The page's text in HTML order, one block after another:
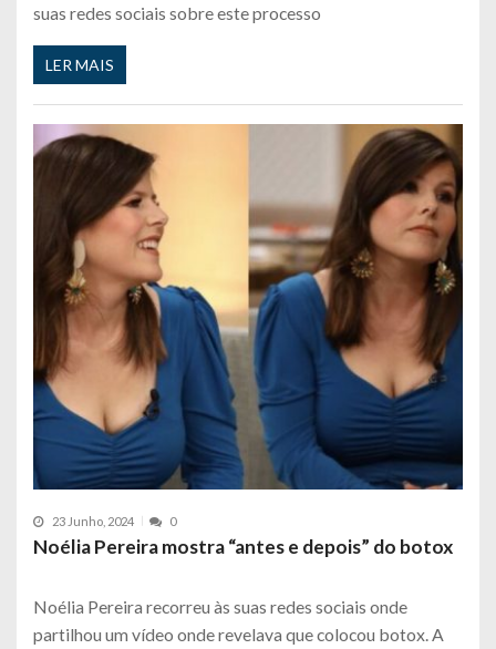
suas redes sociais sobre este processo
LER MAIS
23 Junho, 2024 0
Noélia Pereira mostra “antes e depois” do botox
Noélia Pereira recorreu às suas redes sociais onde
partilhou um vídeo onde revelava que colocou botox. A